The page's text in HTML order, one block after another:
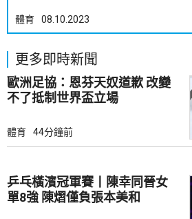
體育 08.10.2023
更多即時新聞
歐洲足協：恩芬天奴道歉 改變
不了抵制世界盃立場
體育 44分鐘前
乒乓橫濱冠軍賽丨陳幸同晉女
單8強 陳熠僅負張本美和